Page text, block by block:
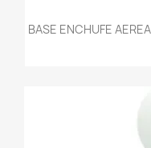
BASE ENCHUFE